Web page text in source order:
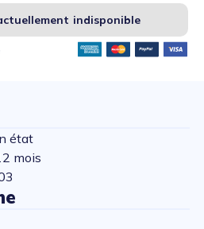
indisponible
état
mois